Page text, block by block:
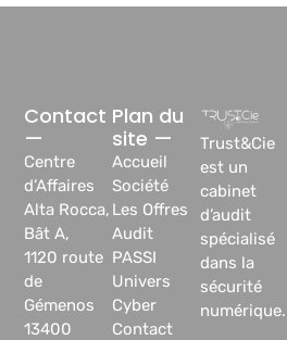
Trust&Cie
est un
cabinet
d’audit
spécialisé
dans la
sécurité
numérique.
Plan du
site —
Accueil
Société
Les Offres
Audit
PASSI
Univers
Cyber
Contact
Contact
—
Centre
d’Affaires
Alta Rocca,
Bât A,
1120 route
de
Gémenos
13400